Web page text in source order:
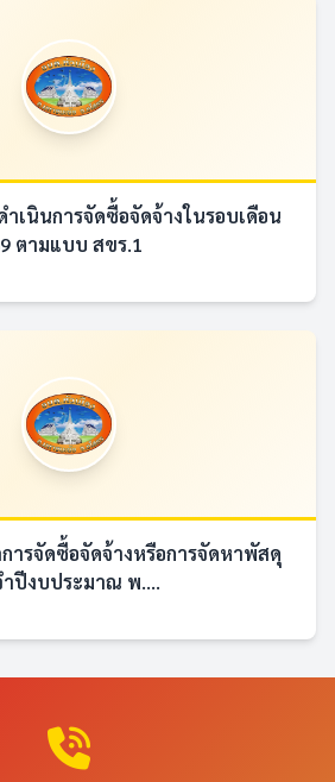
เนินการจัดซื้อจัดจ้างในรอบเดือน
ตามแบบ สขร.1
ารจัดซื้อจัดจ้างหรือการจัดหาพัสดุ
ปีงบประมาณ พ....